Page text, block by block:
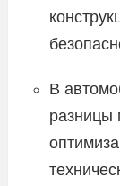
В
разницы